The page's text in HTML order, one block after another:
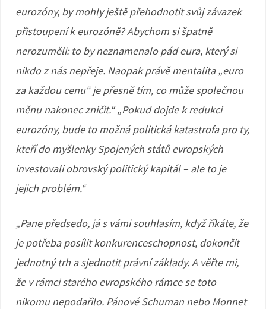
eurozóny, by mohly ještě přehodnotit svůj závazek
přistoupení k eurozóně? Abychom si špatně
nerozuměli: to by neznamenalo pád eura, který si
nikdo z nás nepřeje. Naopak právě mentalita „euro
za každou cenu“ je přesně tím, co může společnou
měnu nakonec zničit.“ „Pokud dojde k redukci
eurozóny, bude to možná politická katastrofa pro ty,
kteří do myšlenky Spojených států evropských
investovali obrovský politický kapitál – ale to je
jejich problém.“
„Pane předsedo, já s vámi souhlasím, když říkáte, že
je potřeba posílit konkurenceschopnost, dokončit
jednotný trh a sjednotit právní základy. A věřte mi,
že v rámci starého evropského rámce se toto
nikomu nepodařilo. Pánové Schuman nebo Monnet